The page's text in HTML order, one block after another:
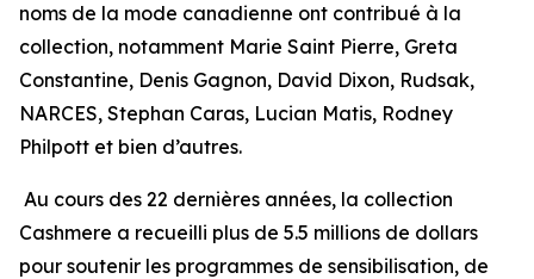
noms de la mode canadienne ont contribué à la
collection, notamment Marie Saint Pierre, Greta
Constantine, Denis Gagnon, David Dixon, Rudsak,
NARCES, Stephan Caras, Lucian Matis, Rodney
Philpott et bien d’autres.
Au cours des 22 dernières années, la collection
Cashmere a recueilli plus de 5.5 millions de dollars
pour soutenir les programmes de sensibilisation, de